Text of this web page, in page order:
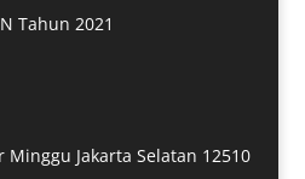
Tahun 2021
Minggu Jakarta Selatan 12510